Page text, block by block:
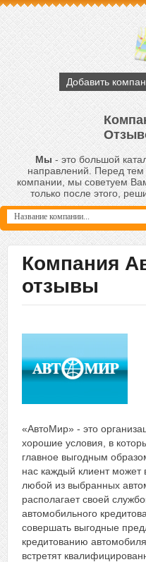
Добавить
Мы- это большой
направлений. Перед тем
компании, мы советуем
только после этого,
Компания
отзывы
«АвтоМир» - это
хорошие условия, в
главное выгодным
нас каждый клиент может
любой из выбранных
располагает своей
автомобильного
совершать выгодные
кредитованию
встретят